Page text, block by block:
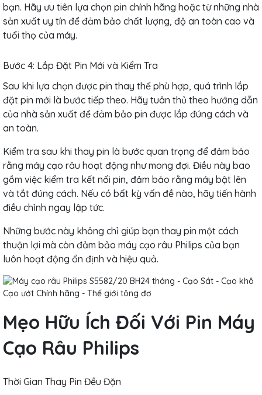
bạn. Hãy ưu tiên lựa chọn pin chính hãng hoặc từ những nhà
sản xuất uy tín để đảm bảo chất lượng, độ an toàn cao và
tuổi thọ của máy.
Bước 4: Lắp Đặt Pin Mới và Kiểm Tra
Sau khi lựa chọn được pin thay thế phù hợp, quá trình lắp
đặt pin mới là bước tiếp theo. Hãy tuân thủ theo hướng dẫn
của nhà sản xuất để đảm bảo pin được lắp đúng cách và
an toàn.
Kiểm tra sau khi thay pin là bước quan trọng để đảm bảo
rằng máy cạo râu hoạt động như mong đợi. Điều này bao
gồm việc kiểm tra kết nối pin, đảm bảo rằng máy bật lên
và tắt đúng cách. Nếu có bất kỳ vấn đề nào, hãy tiến hành
điều chỉnh ngay lập tức.
Những bước này không chỉ giúp bạn thay pin một cách
thuận lợi mà còn đảm bảo máy cạo râu Philips của bạn
luôn hoạt động ổn định và hiệu quả.
Mẹo Hữu Ích Đối Với Pin Máy
Cạo Râu Philips
Thời Gian Thay Pin Đều Đặn